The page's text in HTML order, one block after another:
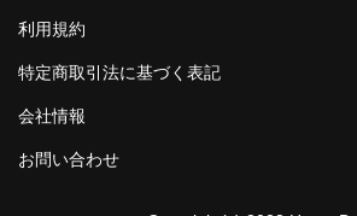
利用規約
特定商取引法に基づく表記
会社情報
お問い合わせ